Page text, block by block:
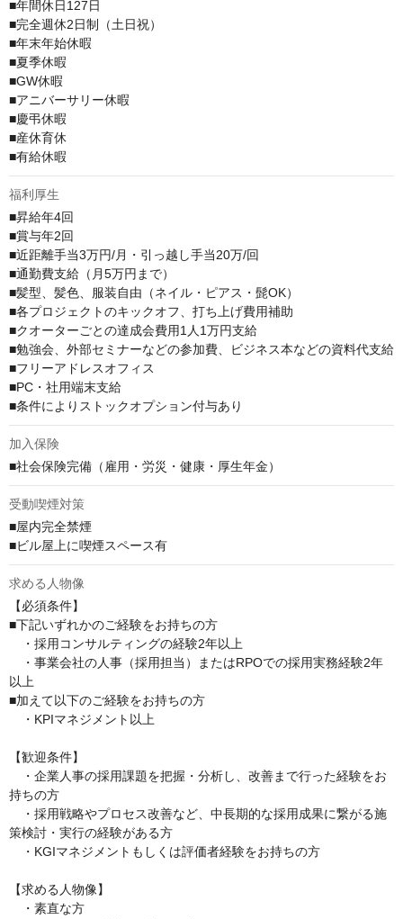
■年間休日127日
■完全週休2日制（土日祝）
■年末年始休暇
■夏季休暇
■GW休暇
■アニバーサリー休暇
■慶弔休暇
■産休育休
■有給休暇
福利厚生
■昇給年4回
■賞与年2回
■近距離手当3万円/月・引っ越し手当20万/回
■通勤費支給（月5万円まで）
■髪型、髪色、服装自由（ネイル・ピアス・髭OK）
■各プロジェクトのキックオフ、打ち上げ費用補助
■クオーターごとの達成会費用1人1万円支給
■勉強会、外部セミナーなどの参加費、ビジネス本などの資料代支給
■フリーアドレスオフィス
■PC・社用端末支給
■条件によりストックオプション付与あり
加入保険
■社会保険完備（雇用・労災・健康・厚生年金）
受動喫煙対策
■屋内完全禁煙
■ビル屋上に喫煙スペース有
求める人物像
【必須条件】
■下記いずれかのご経験をお持ちの方
・採用コンサルティングの経験2年以上
・事業会社の人事（採用担当）またはRPOでの採用実務経験2年
以上
■加えて以下のご経験をお持ちの方
・KPIマネジメント以上
【歓迎条件】
・企業人事の採用課題を把握・分析し、改善まで行った経験をお
持ちの方
・採用戦略やプロセス改善など、中長期的な採用成果に繋がる施
策検討・実行の経験がある方
・KGIマネジメントもしくは評価者経験をお持ちの方
【求める人物像】
・素直な方